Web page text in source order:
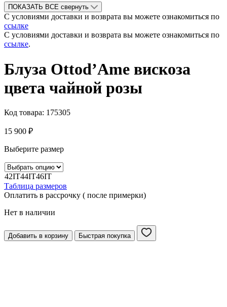
ПОКАЗАТЬ ВСЕ свернуть
С условиями доставки и возврата вы можете ознакомиться по
ссылке
С условиями доставки и возврата вы можете ознакомиться по
ссылке.
Блуза Ottod’Ame вискоза
цвета чайной розы
Код товара: 175305
15 900 ₽
Выберите размер
42IT44IT46IT
Таблица размеров
Оплатить в рассрочку ( после примерки)
Нет в наличии
Добавить в корзину Быстрая покупка